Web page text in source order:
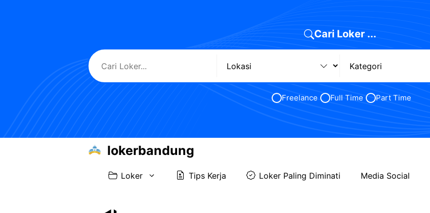
Cari Loker ...
Freelance Full Time Part Time
lokerbandung
Loker Tips Kerja Loker Paling Diminati Media Social